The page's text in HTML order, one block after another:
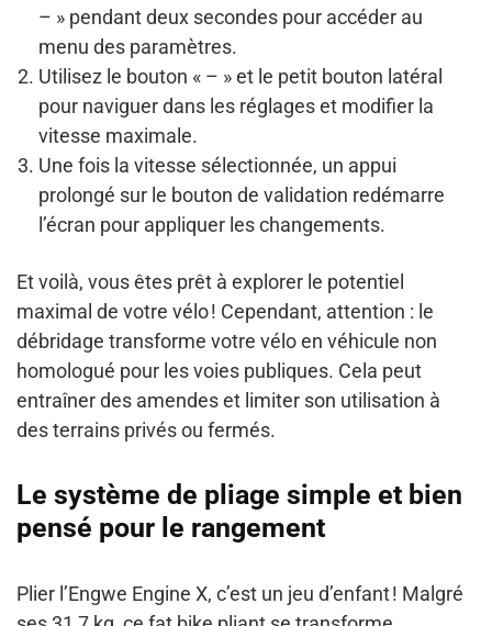
– » pendant deux secondes pour accéder au
menu des paramètres.
Utilisez le bouton « – » et le petit bouton latéral
pour naviguer dans les réglages et modifier la
vitesse maximale.
Une fois la vitesse sélectionnée, un appui
prolongé sur le bouton de validation redémarre
l’écran pour appliquer les changements.
Et voilà, vous êtes prêt à explorer le potentiel
maximal de votre vélo ! Cependant, attention : le
débridage transforme votre vélo en véhicule non
homologué pour les voies publiques. Cela peut
entraîner des amendes et limiter son utilisation à
des terrains privés ou fermés.
Le système de pliage simple et bien
pensé pour le rangement
Plier l’Engwe Engine X, c’est un jeu d’enfant ! Malgré